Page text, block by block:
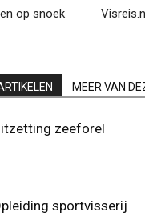
op snoek
MEER VAN
zeeforel
sportvisserij